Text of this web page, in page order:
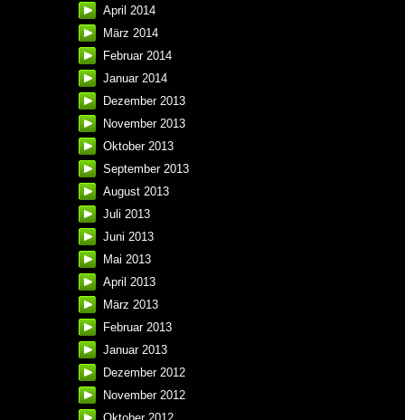
April 2014
März 2014
Februar 2014
Januar 2014
Dezember 2013
November 2013
Oktober 2013
September 2013
August 2013
Juli 2013
Juni 2013
Mai 2013
April 2013
März 2013
Februar 2013
Januar 2013
Dezember 2012
November 2012